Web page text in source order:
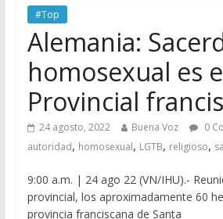
#Top
Alemania:
homosexual es
Provincial
24 agosto, 2022 Buena Voz
0
autoridad, homosexual, LGTB, religioso,
9:00 a.m. | 24 ago 22 (VN/IHU).-
provincial, los aproximadamente 60
provincia franciscana de Santa